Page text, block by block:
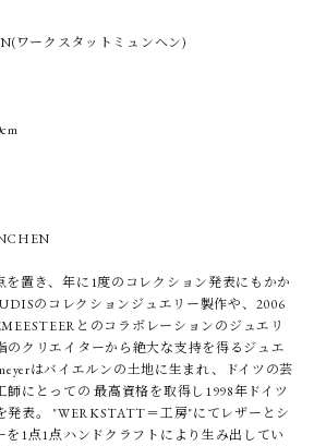
ワークスタットミュンヘン)
を置き、年に1度のコレクション発表にもかか
のコレクションジュエリー製作や、2006
とのコラボレーションのジュエリ
のクリエイターから絶大な支持を得るジュエ
はバイエルンの土地に生まれ、ドイツの芸
にとっての 最高資格を取得し1998年ドイツ
発表。 "WERKSTATT＝工房"にてレザーとシ
を1点1点ハンドクラフトにより生み出してい